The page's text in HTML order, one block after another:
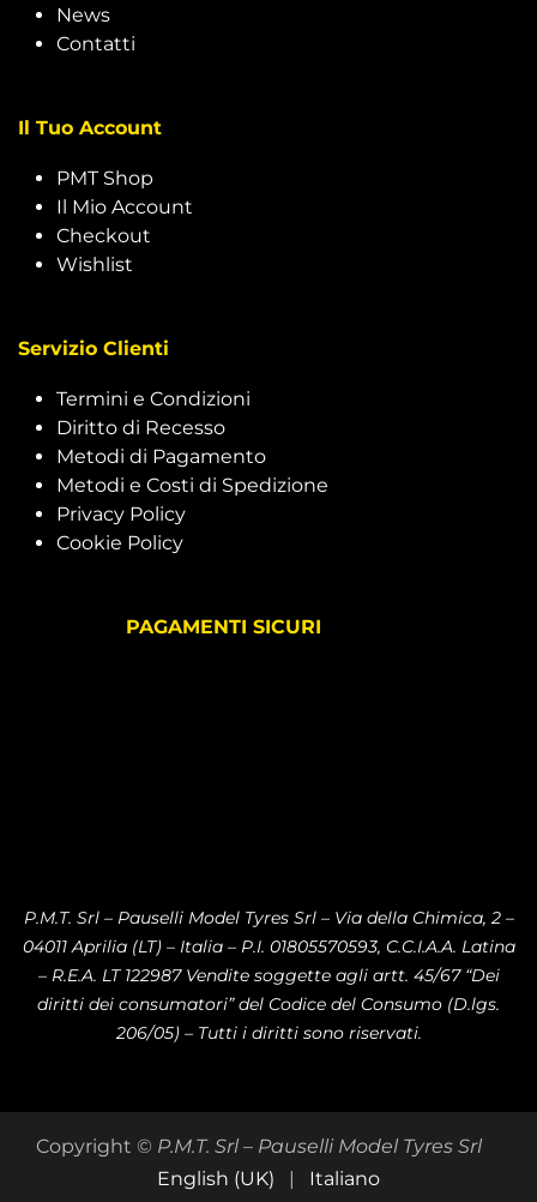
News
Contatti
Il Tuo Account
PMT Shop
Il Mio Account
Checkout
Wishlist
Servizio Clienti
Termini e Condizioni
Diritto di Recesso
Metodi di Pagamento
Metodi e Costi di Spedizione
Privacy Policy
Cookie Policy
PAGAMENTI SICURI
P.M.T. Srl – Pauselli Model Tyres Srl – Via della Chimica, 2 –
04011 Aprilia (LT) – Italia – P.I. 01805570593, C.C.I.A.A. Latina
– R.E.A. LT 122987 Vendite soggette agli artt. 45/67 “Dei
diritti dei consumatori” del Codice del Consumo (D.lgs.
206/05) – Tutti i diritti sono riservati.
Copyright © P.M.T. Srl – Pauselli Model Tyres Srl
English (UK)
| Italiano